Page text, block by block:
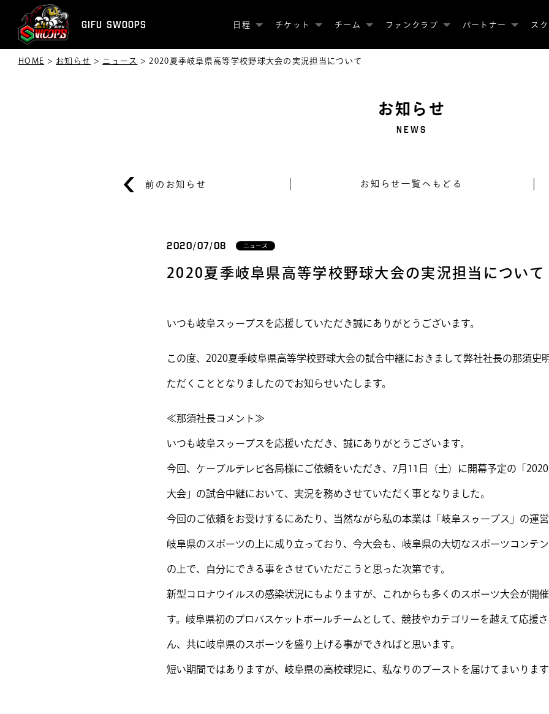
GIFU SWOOPS 日程 チケット チーム ファンクラブ パートナー ス
HOME > お知らせ > ニュース > 2020夏季岐阜県高等学校野球大会の実況担当について
お知らせ
NEWS
前のお知らせ お知らせ一覧へもどる
2020/07/08 ニュース
2020夏季岐阜県高等学校野球大会の実況担当について
いつも岐阜スゥープスを応援していただき誠にありがとうございます。
この度、2020夏季岐阜県高等学校野球大会の試合中継におきまして弊社社長の那須史
ただくこととなりましたのでお知らせいたします。
≪那須社長コメント≫
いつも岐阜スゥープスを応援いただき、誠にありがとうございます。
今回、ケーブルテレビ各局様にご依頼をいただき、7月11日（土）に開幕予定の「
大会」の試合中継において、実況を務めさせていただく事となりました。
今回のご依頼をお受けするにあたり、当然ながら私の本業は「岐阜スゥープス」の運
岐阜県のスポーツの上に成り立っており、今大会も、岐阜県の大切なスポーツコンテ
の上で、自分にできる事をさせていただこうと思った次第です。
新型コロナウイルスの感染状況にもよりますが、これからも多くのスポーツ大会が開
す。岐阜県初のプロバスケットボールチームとして、競技やカテゴリーを越えて応援
ん、共に岐阜県のスポーツを盛り上げる事ができればと思います。
短い期間ではありますが、岐阜県の高校球児に、私なりのブーストを届けてまいります